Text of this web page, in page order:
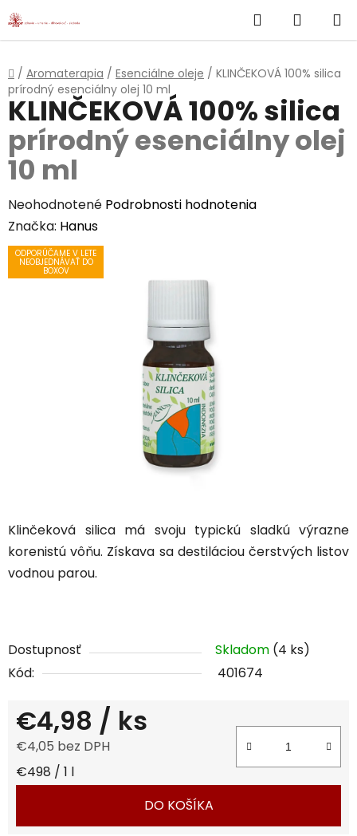
Prejsť
na
Hľadať
KOŠÍK
Domov
/ Aromaterapia / Esenciálne oleje / KLINČEKOVÁ 100% silica
prírodný esenciálny olej 10 ml
Klinčeková silica má svoju typickú sladkú výrazne
korenistú vôňu. Získava sa destiláciou čerstvých listov
vodnou parou.
Dostupnosť Skladom (4 ks)
Kód:
401674
€4,98 / ks
€4,05 bez DPH
Jednotková cena:
€498 / 1 l
DO KOŠÍKA
KLINČEKOVÁ 100% silica
prírodný esenciálny olej
10 ml
Priemerné
hodnotenie
produktu
Neohodnotené Podrobnosti hodnotenia
Značka: Hanus
ODPORÚČAME V LETE
NEOBJEDNÁVAŤ DO
BOXOV